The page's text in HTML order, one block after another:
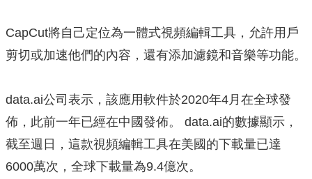
CapCut將自己定位為一體式視頻編輯工具，允許用戶
剪切或加速他們的內容，還有添加濾鏡和音樂等功能。
data.ai公司表示，該應用軟件於2020年4月在全球發
佈，此前一年已經在中國發佈。 data.ai的數據顯示，
截至週日，這款視頻編輯工具在美國的下載量已達
6000萬次，全球下載量為9.4億次。